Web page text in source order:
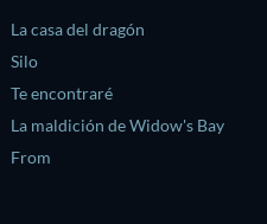
La casa del dragón
Silo
Te encontraré
La maldición de Widow's Bay
From